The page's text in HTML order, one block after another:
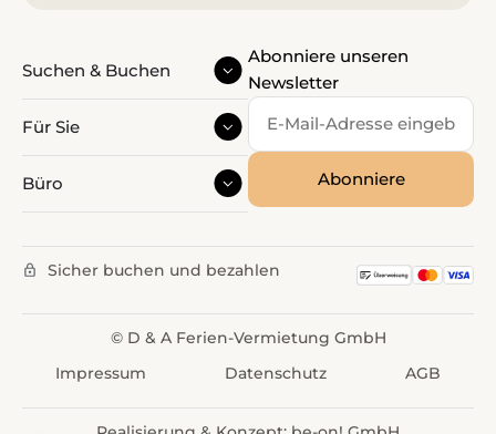
Suchen & Buchen
Für Sie
Büro
Abonniere unseren
Newsletter
© D & A Ferien-Vermietung GmbH
Impressum
Datenschutz AGB
Sicher buchen und bezahlen